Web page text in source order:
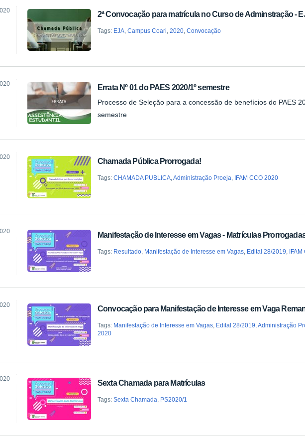
2ª Convocação para matrícula no Curso de Adminstração -
Tags: EJA, Campus Coari, 2020, Convocação
Errata Nº 01 do PAES 2020/1º semestre
Processo de Seleção para a concessão de benefícios do PAES
semestre
Chamada Pública Prorrogada!
Tags: CHAMADA PUBLICA, Administração Proeja IFAM CCO 2020
Manifestação de Interesse em Vagas - Matrículas
Tags: Resultado, Manifestação de Interesse em Vagas, Edital 28/2019,
Convocação para Manifestação de Interesse em Vaga
Tags: Manifestação de Interesse em Vagas, Edital 28/2019,Administração
2020
Sexta Chamada para Matrículas
Tags: Sexta Chamada PS2020/1